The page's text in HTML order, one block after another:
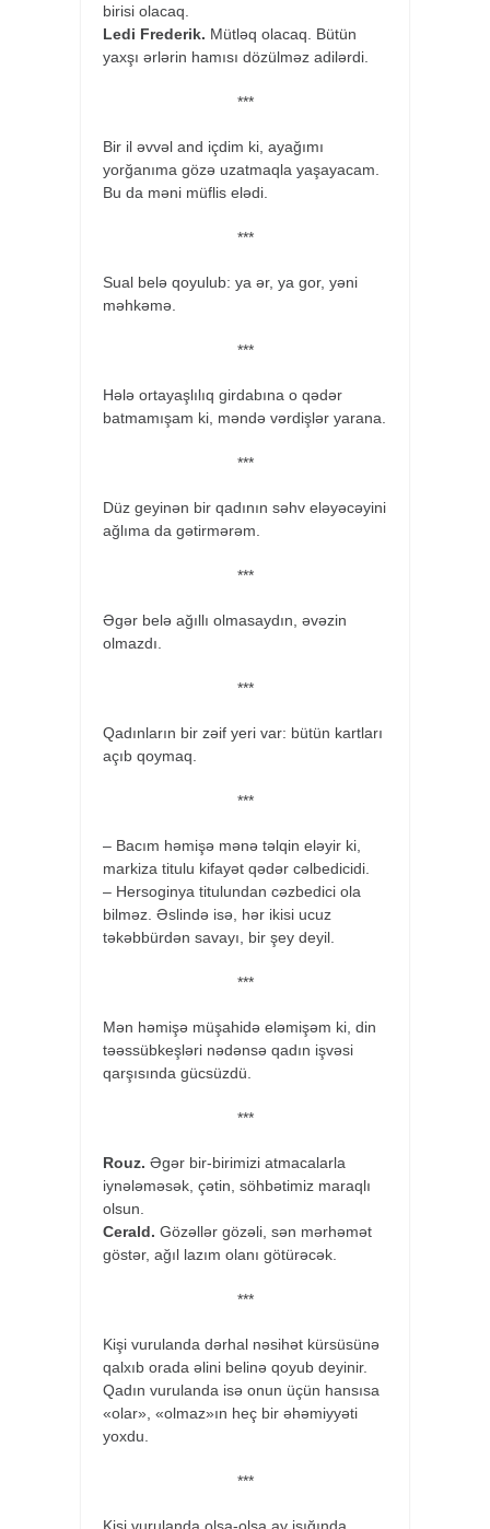
birisi olacaq.
Ledi Frederik. Mütləq olacaq. Bütün
yaxşı ərlərin hamısı dözülməz adilərdi.
***
Bir il əvvəl and içdim ki, ayağımı
yorğanıma gözə uzatmaqla yaşayacam.
Bu da məni müflis elədi.
***
Sual belə qoyulub: ya ər, ya gor, yəni
məhkəmə.
***
Hələ ortayaşlılıq girdabına o qədər
batmamışam ki, məndə vərdişlər yarana.
***
Düz geyinən bir qadının səhv eləyəcəyini
ağlıma da gətirmərəm.
***
Əgər belə ağıllı olmasaydın, əvəzin
olmazdı.
***
Qadınların bir zəif yeri var: bütün kartları
açıb qoymaq.
***
– Bacım həmişə mənə təlqin eləyir ki,
markiza titulu kifayət qədər cəlbedicidi.
– Hersoginya titulundan cəzbedici ola
bilməz. Əslində isə, hər ikisi ucuz
təkəbbürdən savayı, bir şey deyil.
***
Mən həmişə müşahidə eləmişəm ki, din
təəssübkeşləri nədənsə qadın işvəsi
qarşısında gücsüzdü.
***
Rouz. Əgər bir-birimizi atmacalarla
iynələməsək, çətin, söhbətimiz maraqlı
olsun.
Cerald. Gözəllər gözəli, sən mərhəmət
göstər, ağıl lazım olanı götürəcək.
***
Kişi vurulanda dərhal nəsihət kürsüsünə
qalxıb orada əlini belinə qoyub deyinir.
Qadın vurulanda isə onun üçün hansısa
«olar», «olmaz»ın heç bir əhəmiyyəti
yoxdu.
***